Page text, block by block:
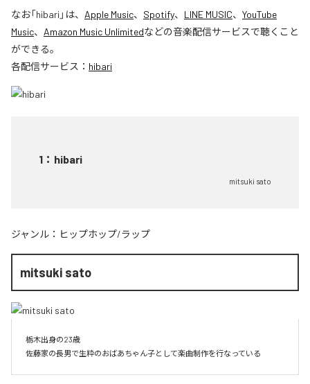
なお「hibari 」は、 Apple Music、 Spotify、 LINE MUSIC、 YouTube
Music、 Amazon Music Unlimitedなどの音楽配信サービスで聴くこと
ができる。
各配信サービス： hibari
1 ： hibari
mitsuki sato
ジャンル： ヒップホップ/ラップ
mitsuki sato
栃木出身の23歳
佐藤家の長男で生粋のおばあちゃん子として楽曲制作を行なっている